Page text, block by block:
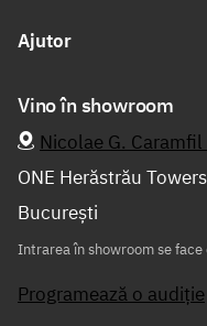
Ajutor
Vino în showroom
Nicolae G. Caramfil
ONE Herăstrău
București
Intrarea în showroom se
Programează o audiție